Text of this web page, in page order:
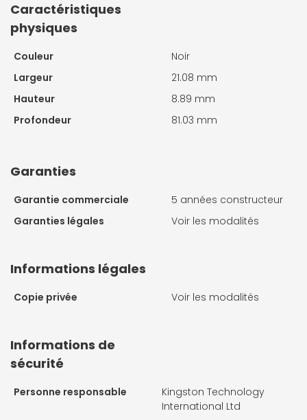
Caractéristiques
physiques
Couleur
Noir
Largeur
21.08 mm
Hauteur
8.89 mm
Profondeur
81.03 mm
Garanties
Garantie commerciale
5 années constructeur
Garanties légales
Voir les modalités
Informations légales
Copie privée Voir les modalités
Informations de
sécurité
Personne responsable
Kingston Technology
International Ltd